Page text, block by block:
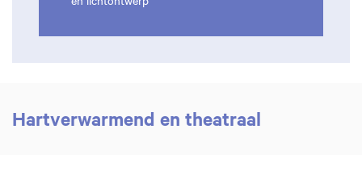
Hartverwarmend en theatraal